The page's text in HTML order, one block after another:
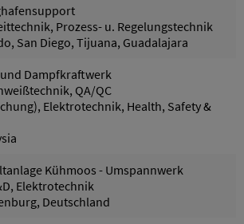
Prozess- u. Regelungstechnik
San Diego, Tijuana, Guadalajara
und Dampfkraftwerk
QA/QC
Elektrotechnik, Health, Safety &
Kühmoos - Umspannwerk
Elektrotechnik
Deutschland